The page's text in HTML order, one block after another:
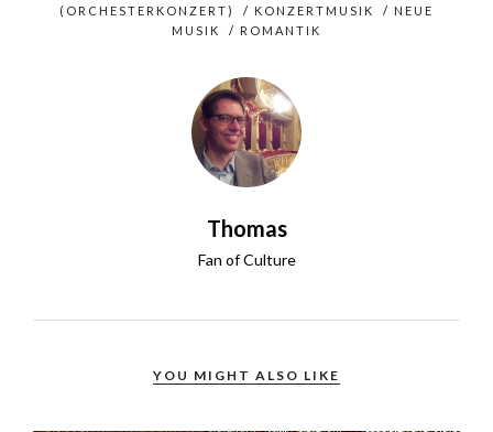
(ORCHESTERKONZERT) / KONZERTMUSIK / NEUE
MUSIK
/ ROMANTIK
Thomas
Fan of Culture
YOU MIGHT ALSO LIKE